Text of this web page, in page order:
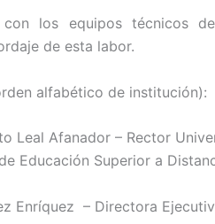
los equipos técnicos
de esta labor.
alfabético de institución):
Leal Afanador – Rector
Educación Superior a
Enríquez – Directora